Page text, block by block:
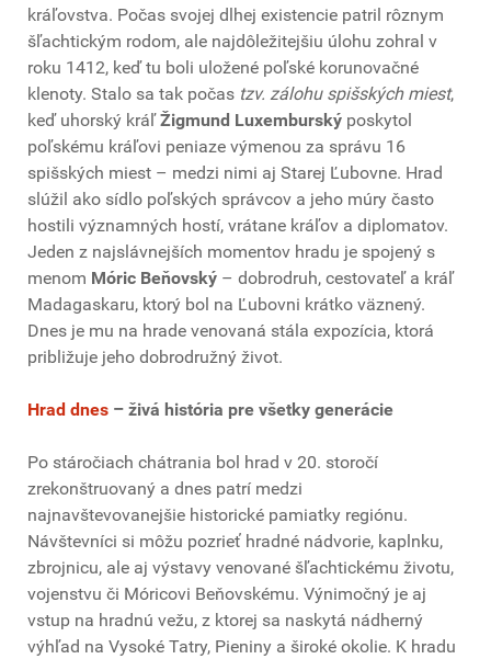
kráľovstva. Počas svojej dlhej existencie patril rôznym
šľachtickým rodom, ale najdôležitejšiu úlohu zohral v
roku 1412, keď tu boli uložené poľské korunovačné
klenoty. Stalo sa tak počas tzv. zálohu spišských miest,
keď uhorský kráľŽigmund Luxemburský poskytol
poľskému kráľovi peniaze výmenou za správu 16
spišských miest – medzi nimi aj Starej Ľubovne. Hrad
slúžil ako sídlo poľských správcov a jeho múry často
hostili významných hostí, vrátane kráľov a diplomatov.
Jeden z najslávnejších momentov hradu je spojený s
menom Móric Beňovský – dobrodruh, cestovateľ a kráľ
Madagaskaru, ktorý bol na Ľubovni krátko väznený.
Dnes je mu na hrade venovaná stála expozícia, ktorá
približuje jeho dobrodružný život.
Hrad dnes – živá história pre všetky generácie
Po stáročiach chátrania bol hrad v 20. storočí
zrekonštruovaný a dnes patrí medzi
najnavštevovanejšie historické pamiatky regiónu.
Návštevníci si môžu pozrieť hradné nádvorie, kaplnku,
zbrojnicu, ale aj výstavy venované šľachtickému životu,
vojenstvu či Móricovi Beňovskému. Výnimočný je aj
vstup na hradnú vežu, z ktorej sa naskytá nádherný
výhľad na Vysoké Tatry, Pieniny a široké okolie. K hradu